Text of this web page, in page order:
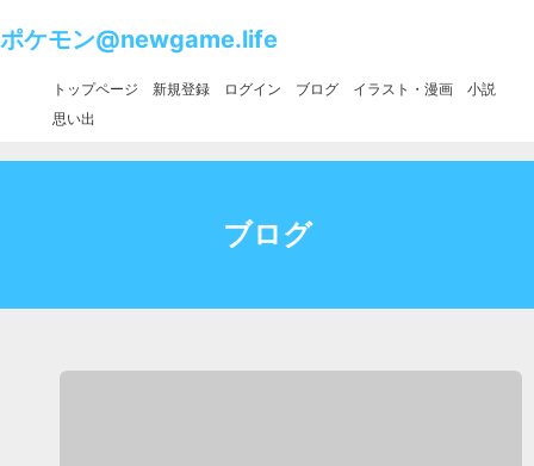
ポケモン@newgame.life
トップページ 新規登録 ログイン ブログ イラスト・漫画
小説
思い出
ブログ